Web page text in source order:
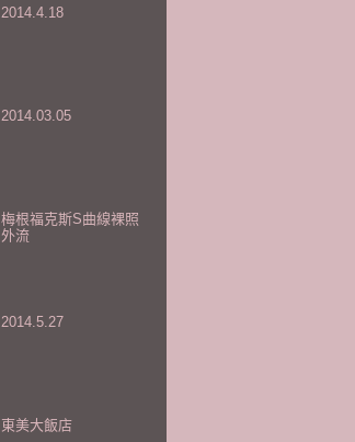
2014.4.18
2014.03.05
梅根福克斯S曲線裸照
外流
2014.5.27
東美大飯店